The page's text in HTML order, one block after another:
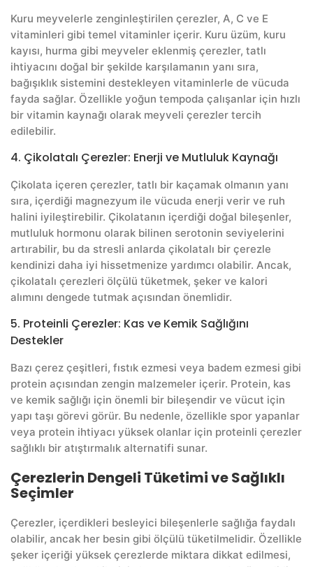
Kuru meyvelerle zenginleştirilen çerezler, A, C ve E
vitaminleri gibi temel vitaminler içerir. Kuru üzüm, kuru
kayısı, hurma gibi meyveler eklenmiş çerezler, tatlı
ihtiyacını doğal bir şekilde karşılamanın yanı sıra,
bağışıklık sistemini destekleyen vitaminlerle de vücuda
fayda sağlar. Özellikle yoğun tempoda çalışanlar için hızlı
bir vitamin kaynağı olarak meyveli çerezler tercih
edilebilir.
4. Çikolatalı Çerezler: Enerji ve Mutluluk Kaynağı
Çikolata içeren çerezler, tatlı bir kaçamak olmanın yanı
sıra, içerdiği magnezyum ile vücuda enerji verir ve ruh
halini iyileştirebilir. Çikolatanın içerdiği doğal bileşenler,
mutluluk hormonu olarak bilinen serotonin seviyelerini
artırabilir, bu da stresli anlarda çikolatalı bir çerezle
kendinizi daha iyi hissetmenize yardımcı olabilir. Ancak,
çikolatalı çerezleri ölçülü tüketmek, şeker ve kalori
alımını dengede tutmak açısından önemlidir.
5. Proteinli Çerezler: Kas ve Kemik Sağlığını
Destekler
Bazı çerez çeşitleri, fıstık ezmesi veya badem ezmesi gibi
protein açısından zengin malzemeler içerir. Protein, kas
ve kemik sağlığı için önemli bir bileşendir ve vücut için
yapı taşı görevi görür. Bu nedenle, özellikle spor yapanlar
veya protein ihtiyacı yüksek olanlar için proteinli çerezler
sağlıklı bir atıştırmalık alternatifi sunar.
Çerezlerin Dengeli Tüketimi ve Sağlıklı
Seçimler
Çerezler, içerdikleri besleyici bileşenlerle sağlığa faydalı
olabilir, ancak her besin gibi ölçülü tüketilmelidir. Özellikle
şeker içeriği yüksek çerezlerde miktara dikkat edilmesi,